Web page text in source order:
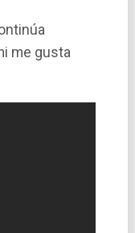
me gusta